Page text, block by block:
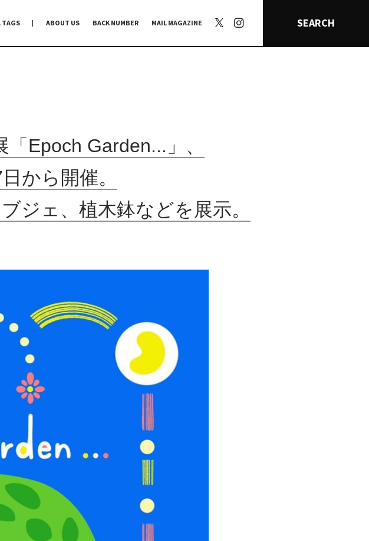
TAGS ABOUT US BACK NUMBER MAIL MAGAZINE SEARCH
Epoch Garden...」、
から開催。
ジェ、植木鉢などを展示。